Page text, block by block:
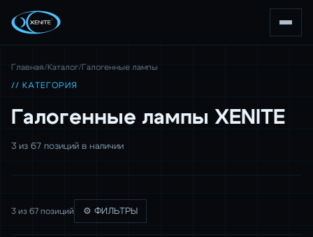
Главная/Каталог/Галогенные лампы
// КАТЕГОРИЯ
Галогенные лампы XENITE
3 из 67 позиций в наличии
3 из 67 позиций ⚙ ФИЛЬТРЫ